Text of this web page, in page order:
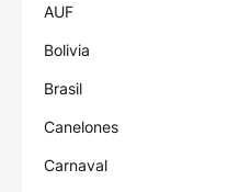
AUF
Bolivia
Brasil
Canelones
Carnaval